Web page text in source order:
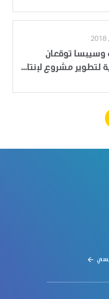
وسيبسا توقعان
لتطوير مشروع لإنتا...